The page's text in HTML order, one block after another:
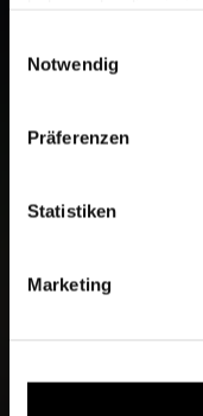
Notwendig
Präferenzen
Statistiken
Marketing